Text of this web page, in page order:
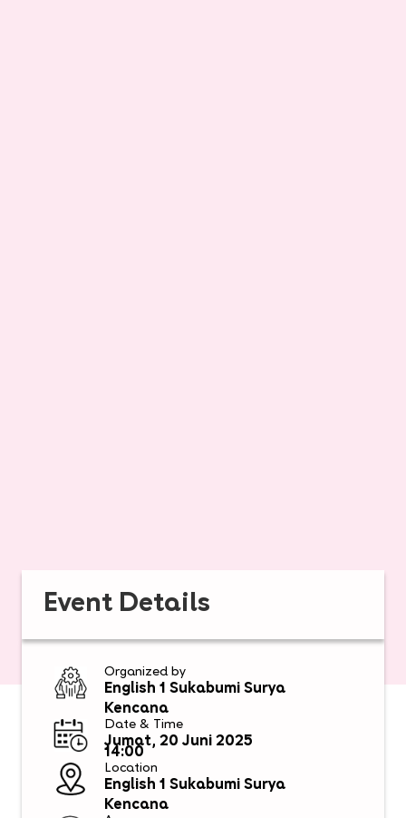
Event Details
Organized by
English 1 Sukabumi Surya
Kencana
Date & Time
Jumat, 20 Juni 2025
14:00
Location
English 1 Sukabumi Surya
Kencana